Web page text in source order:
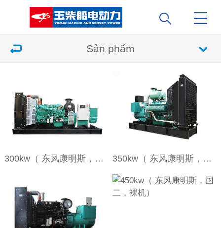
Sản phẩm
300kw（ 东风康明斯，国二，裸机） 350kw（ 东风康明斯，国二，裸机）